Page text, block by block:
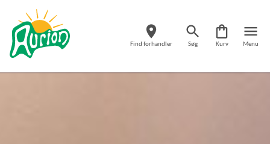
Find forhandler Søg Kurv Menu